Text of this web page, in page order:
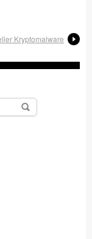
Kryptomalware